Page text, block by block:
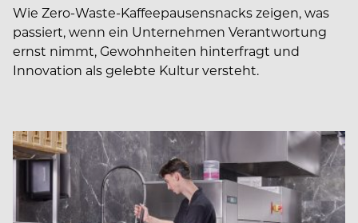
Wie Zero-Waste-Kaffeepausensnacks zeigen, was
passiert, wenn ein Unternehmen Verantwortung
ernst nimmt, Gewohnheiten hinterfragt und
Innovation als gelebte Kultur versteht.